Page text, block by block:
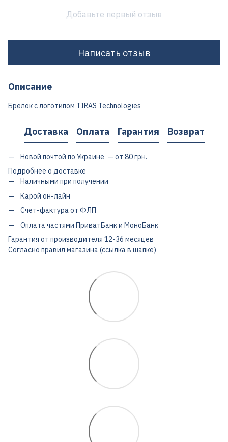
Добавьте первый отзыв
Написать отзыв
Описание
Брелок с логотипом TIRAS Technologies
Доставка Оплата Гарантия Возврат
Новой почтой по Украине — от 80 грн.
Подробнее о доставке
Наличными при получении
Карой он-лайн
Счет-фактура от ФЛП
Оплата частями ПриватБанк и МоноБанк
Гарантия от производителя 12-36 месяцев
Согласно правил магазина (ссылка в шапке)